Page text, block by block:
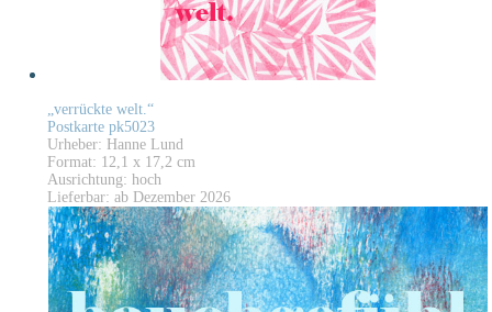
„verrückte welt.“
Postkarte pk5023
Urheber: Hanne Lund
Format: 12,1 x 17,2 cm
Ausrichtung: hoch
Lieferbar: ab Dezember 2026